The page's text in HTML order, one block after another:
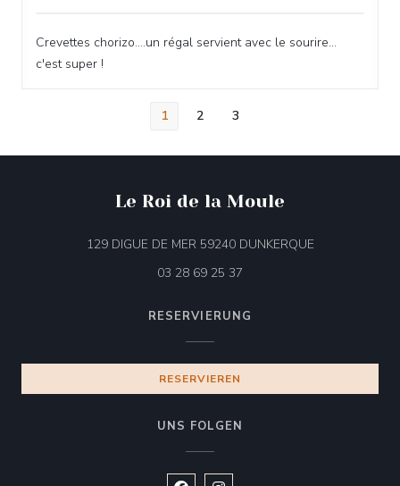
Crevettes chorizo....un régal servient avec le sourire...
c'est super !
1 2 3
Le Roi de la Moule
129 DIGUE DE MER 59240 DUNKERQUE((öffnet ein
03 28 69 25 37
RESERVIERUNG
RESERVIEREN
UNS FOLGEN